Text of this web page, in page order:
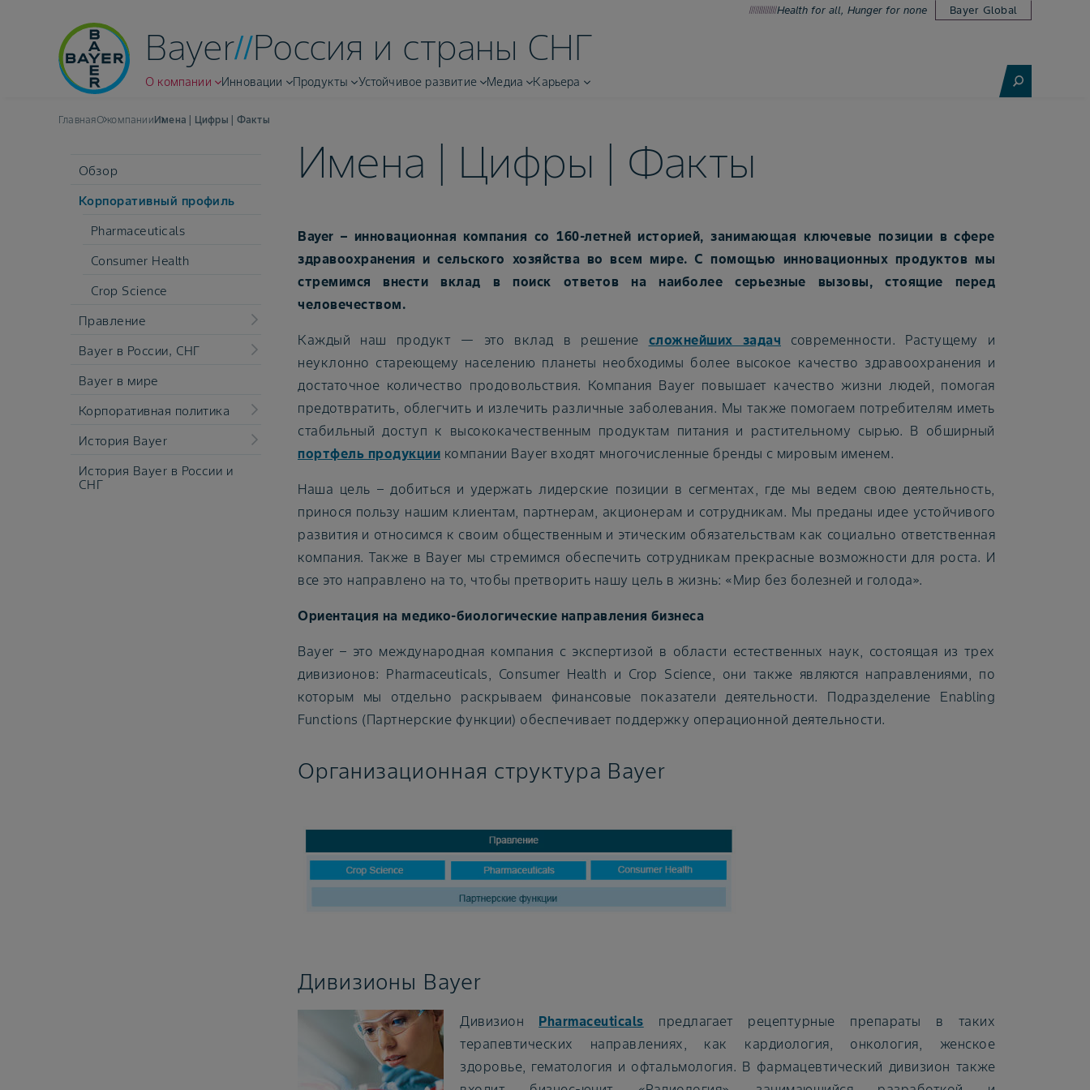
Health for all, Hunger for none Bayer Global
Bayer Россия и страны СНГ
О компании Инновации Продукты Устойчивое развитие Медиа Карьера
ГлавнаяО компанииИмена | Цифры | Факты
Обзор
Корпоративный профиль
Pharmaceuticals
Consumer Health
Crop Science
Правление
Bayer в России, СНГ
Bayer в мире
Корпоративная политика
История Bayer
История Bayer в России и
СНГ
Имена | Цифры | Факты
Bayer – инновационная компания со 160-летней историей, занимающая ключевые позиции в сфере
здравоохранения и сельского хозяйства во всем мире. С помощью инновационных продуктов мы
стремимся внести вклад в поиск ответов на наиболее серьезные вызовы, стоящие перед
человечеством.
Каждый наш продукт — это вклад в решение сложнейших задач современности. Растущему и
неуклонно стареющему населению планеты необходимы более высокое качество здравоохранения и
достаточное количество продовольствия. Компания Bayer повышает качество жизни людей, помогая
предотвратить, облегчить и излечить различные заболевания. Мы также помогаем потребителям иметь
стабильный доступ к высококачественным продуктам питания и растительному сырью. В обширный
портфель продукции компании Bayer входят многочисленные бренды с мировым именем.
Наша цель – добиться и удержать лидерские позиции в сегментах, где мы ведем свою деятельность,
принося пользу нашим клиентам, партнерам, акционерам и сотрудникам. Мы преданы идее устойчивого
развития и относимся к своим общественным и этическим обязательствам как социально ответственная
компания. Также в Bayer мы стремимся обеспечить сотрудникам прекрасные возможности для роста. И
все это направлено на то, чтобы претворить нашу цель в жизнь: «Мир без болезней и голода».
Ориентация на медико-биологические направления бизнеса
Bayer – это международная компания с экспертизой в области естественных наук, состоящая из трех
дивизионов: Pharmaceuticals, Consumer Health и Crop Science, они также являются направлениями, по
которым мы отдельно раскрываем финансовые показатели деятельности. Подразделение Enabling
Functions (Партнерские функции) обеспечивает поддержку операционной деятельности.
Организационная структура Bayer
Дивизионы Bayer
Дивизион Pharmaceuticals предлагает рецептурные препараты в таких
терапевтических направлениях, как кардиология, онкология, женское
здоровье, гематология и офтальмология. В фармацевтический дивизион также